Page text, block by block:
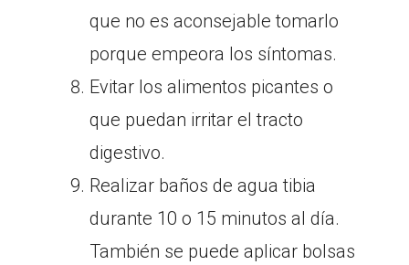
que no es aconsejable tomarlo
porque empeora los síntomas.
Evitar los alimentos picantes o
que puedan irritar el tracto
digestivo.
Realizar baños de agua tibia
durante 10 o 15 minutos al día.
También se puede aplicar bolsas